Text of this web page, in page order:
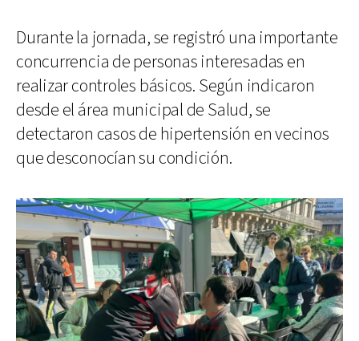
Durante la jornada, se registró una importante
concurrencia de personas interesadas en
realizar controles básicos. Según indicaron
desde el área municipal de Salud, se
detectaron casos de hipertensión en vecinos
que desconocían su condición.